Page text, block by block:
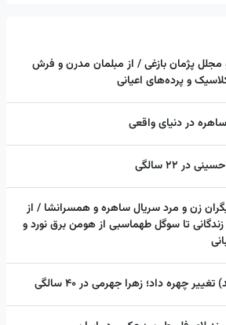
پژمان بازغی / از مبلمان مدرن و فرش
و پرده‌های اعیانی
در دنیای واقعی
۲۲ سالگی
زن و مرد سریال ساهره و همسرانشا / از
تا سوگل طهماسبی از هومن برق نورد و
چهره داد؛ زهرا جهرمی در ۴۰ سالگی